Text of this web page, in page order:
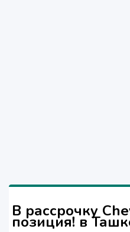
В рассрочку
позиция! в